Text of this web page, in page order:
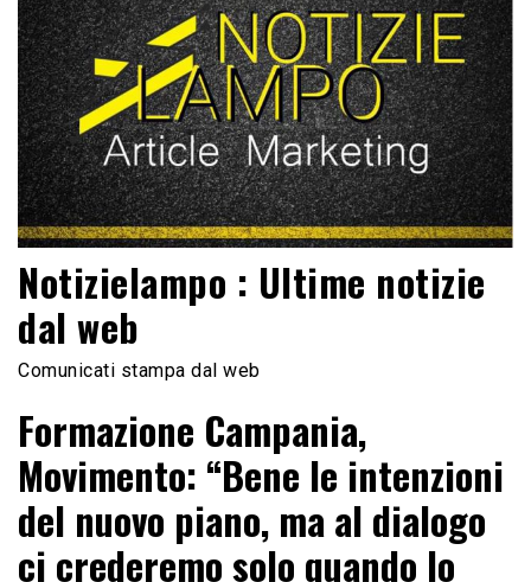
Notizielampo : Ultime notizie
dal web
Comunicati stampa dal web
Formazione Campania,
Movimento: “Bene le intenzioni
del nuovo piano, ma al dialogo
ci crederemo solo quando lo